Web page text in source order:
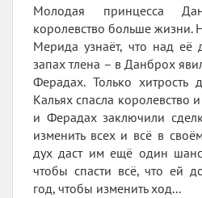
несколько альбомов на ее
Страстно любит
Camaro по имени Локи.
насколько он совершеннен
фотографии.
Мэгги Стивотер замужем и
Вирджинии, у нее двое
и совершенно невменяемый
Молодая принцесса
королевство больше жизни.
Мерида узнаёт, что над её
запах тлена – в Данброх
Ферадах. Только хитрость
Кальях спасла королевство
и Ферадах заключили
изменить всех и всё в
дух даст им ещё один
чтобы спасти всё, что ей
год, чтобы изменить ход...